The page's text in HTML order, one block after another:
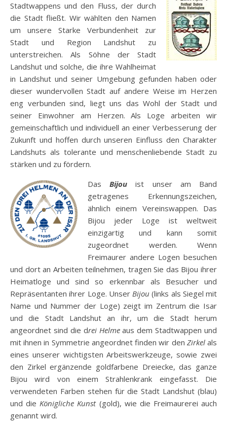
Stadtwappens und den Fluss, der durch
die Stadt fließt. Wir wählten den Namen
um unsere Starke Verbundenheit zur
Stadt und Region Landshut zu
unterstreichen. Als Söhne der Stadt
Landshut und solche, die ihre Wahlheimat
in Landshut und seiner Umgebung gefunden haben oder
dieser wundervollen Stadt auf andere Weise im Herzen
eng verbunden sind, liegt uns das Wohl der Stadt und
seiner Einwohner am Herzen. Als Loge arbeiten wir
gemeinschaftlich und individuell an einer Verbesserung der
Zukunft und hoffen durch unseren Einfluss den Charakter
Landshuts als tolerante und menschenliebende Stadt zu
stärken und zu fördern.
DasBijou ist unser am Band
getragenes Erkennungszeichen,
ähnlich einem Vereinswappen. Das
Bijou jeder Loge ist weltweit
einzigartig und kann somit
zugeordnet werden. Wenn
Freimaurer andere Logen besuchen
und dort an Arbeiten teilnehmen, tragen Sie das Bijou ihrer
Heimatloge und sind so erkennbar als Besucher und
Repräsentanten ihrer Loge. Unser Bijou (links als Siegel mit
Name und Nummer der Loge) zeigt im Zentrum die Isar
und die Stadt Landshut an ihr, um die Stadt herum
angeordnet sind die drei Helmeaus dem Stadtwappen und
mit ihnen in Symmetrie angeordnet finden wir den Zirkelals
eines unserer wichtigsten Arbeitswerkzeuge, sowie zwei
den Zirkel ergänzende goldfarbene Dreiecke, das ganze
Bijou wird von einem Strahlenkrank eingefasst. Die
verwendeten Farben stehen für die Stadt Landshut (blau)
und dieKönigliche Kunst(gold), wie die Freimaurerei auch
genannt wird.